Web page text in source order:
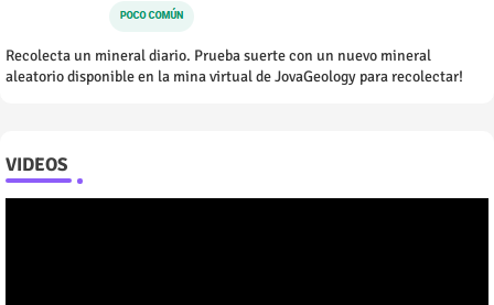
Recolecta un mineral diario. Prueba suerte con un nuevo mineral
aleatorio disponible en la mina virtual de JovaGeology para recolectar!
VIDEOS